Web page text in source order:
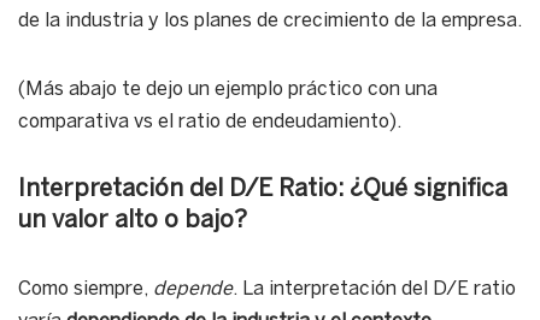
de la industria y los planes de crecimiento de la empresa.
(Más abajo te dejo un ejemplo práctico con una
comparativa vs el ratio de endeudamiento).
Interpretación del D/E Ratio: ¿Qué significa
un valor alto o bajo?
Como siempre, depende. La interpretación del D/E ratio